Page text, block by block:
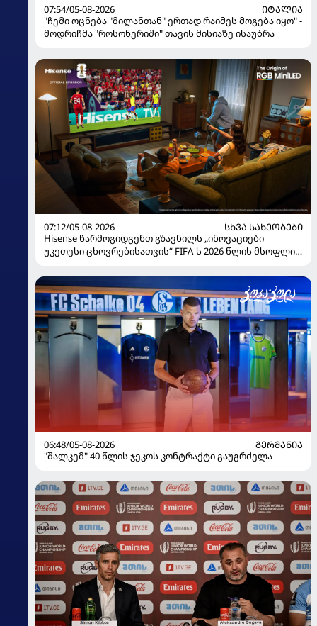
07:54/05-08-2026
ᲘᲢᲐᲚᲘᲐ
"ჩემი ოცნება "მილანთან" ერთად რაიმეს მოგება იყო" -
მოდრიჩმა "როსონერიში" თავის მისიაზე ისაუბრა
07:12/05-08-2026
ᲡᲮᲕᲐ ᲡᲐᲮᲔᲝᲑᲔᲑᲘ
Hisense წარმოგიდგენთ გზავნილს „ინოვაციები
უკეთესი ცხოვრებისათვის“ FIFA-ს 2026 წლის მსოფლიო
06:48/05-08-2026
ᲒᲔᲠᲛᲐᲜᲘᲐ
"შალკემ" 40 წლის ჯეკოს კონტრაქტი გაუგრძელა